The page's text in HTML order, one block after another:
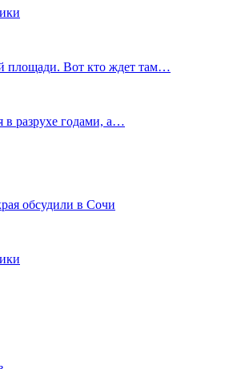
площади. Вот кто ждет там…
в разрухе годами, а…
обсудили в Сочи